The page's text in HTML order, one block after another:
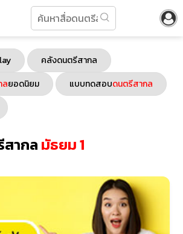
คลังดนตรีสากล
ลยอดนิยม แบบทดสอบดนตรีสากล
ากล มัธยม 1